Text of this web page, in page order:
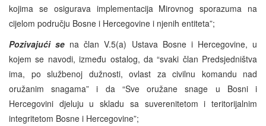
kojima se osigurava implementacija Mirovnog sporazuma na
cijelom području Bosne i Hercegovine i njenih entiteta”;
Pozivajući se na član V.5(a) Ustava Bosne i Hercegovine, u
kojem se navodi, između ostalog, da “svaki član Predsjedništva
ima, po službenoj dužnosti, ovlast za civilnu komandu nad
oružanim snagama” i da “Sve oružane snage u Bosni i
Hercegovini djeluju u skladu sa suverenitetom i teritorijalnim
integritetom Bosne i Hercegovine”;